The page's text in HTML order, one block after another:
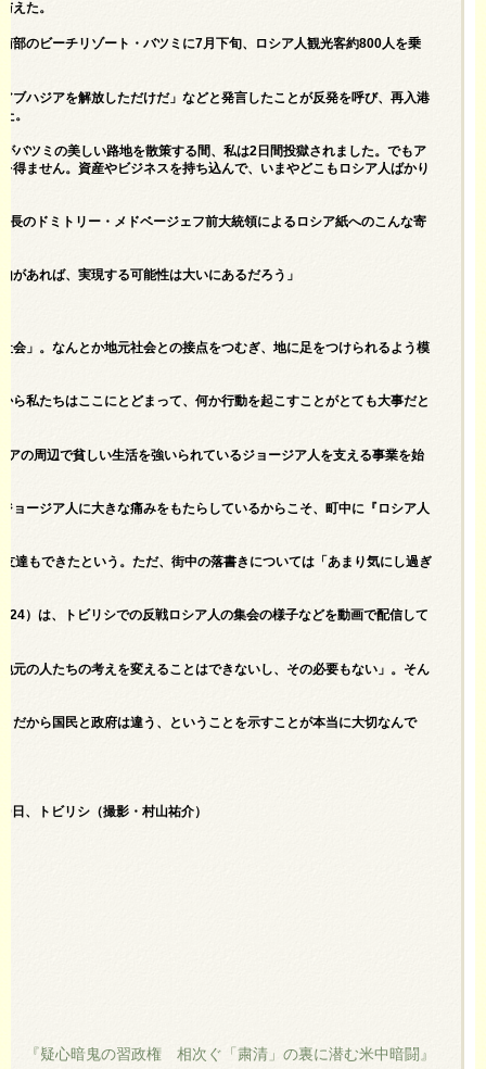
えた。
部のビーチリゾート・バツミに7月下旬、ロシア人観光客約800人を乗
ブハジアを解放しただけだ」などと発言したことが反発を呼び、再入港
。
バツミの美しい路地を散策する間、私は2日間投獄されました。でもア
得ません。資産やビジネスを持ち込んで、いまやどこもロシア人ばかり
のドミトリー・メドベージェフ前大統領によるロシア紙へのこんな寄
があれば、実現する可能性は大いにあるだろう」
会」。なんとか地元社会との接点をつむぎ、地に足をつけられるよう模
ら私たちはここにとどまって、何か行動を起こすことがとても大事だと
の周辺で貧しい生活を強いられているジョージア人を支える事業を始
ョージア人に大きな痛みをもたらしているからこそ、町中に『ロシア人
達もできたという。ただ、街中の落書きについては「あまり気にし過ぎ
）は、トビリシでの反戦ロシア人の集会の様子などを動画で配信して
元の人たちの考えを変えることはできないし、その必要もない」。そん
だから国民と政府は違う、ということを示すことが本当に大切なんで
日、トビリシ（撮影・村山祐介）
『疑心暗鬼の習政権 相次ぐ「粛清」の裏に潜む米中暗闘』